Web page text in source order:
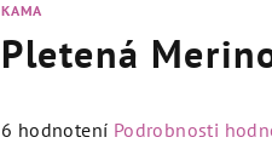
KAMA
Pletená
Priemerné
6 hodnotení Podrobnosti